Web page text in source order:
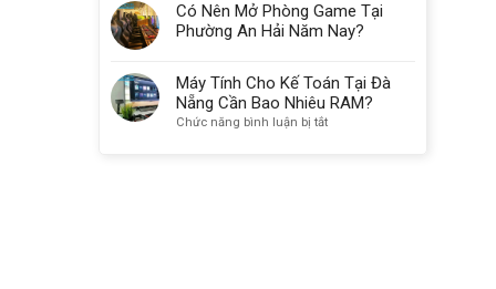
Có Nên Mở Phòng Game Tại
Phường An Hải Năm Nay?
Máy Tính Cho Kế Toán Tại Đà
Nẵng Cần Bao Nhiêu RAM?
Chức năng bình luận bị tắtở